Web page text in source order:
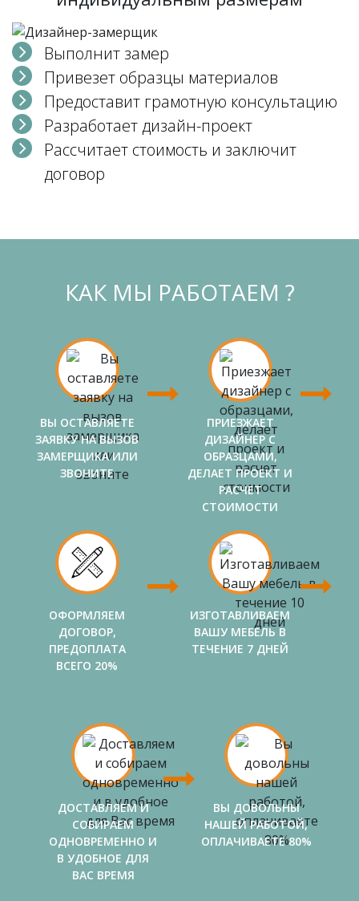
Выполнит замер
Привезет образцы материалов
Предоставит грамотную консультацию
Разработает дизайн-проект
Рассчитает стоимость и заключит
договор
КАК МЫ РАБОТАЕМ ?
ВЫ ОСТАВЛЯЕТЕ
ЗАЯВКУ НА ВЫЗОВ
ЗАМЕРЩИКА ИЛИ
ЗВОНИТЕ
ПРИЕЗЖАЕТ
ДИЗАЙНЕР С
ОБРАЗЦАМИ,
ДЕЛАЕТ ПРОЕКТ И
РАСЧЕТ
СТОИМОСТИ
ОФОРМЛЯЕМ
ДОГОВОР,
ПРЕДОПЛАТА
ВСЕГО 20%
ИЗГОТАВЛИВАЕМ
ВАШУ МЕБЕЛЬ В
ТЕЧЕНИЕ 7 ДНЕЙ
ДОСТАВЛЯЕМ И
СОБИРАЕМ
ОДНОВРЕМЕННО И
В УДОБНОЕ ДЛЯ
ВАС ВРЕМЯ
ВЫ ДОВОЛЬНЫ
НАШЕЙ РАБОТОЙ,
ОПЛАЧИВАЕТЕ 80%